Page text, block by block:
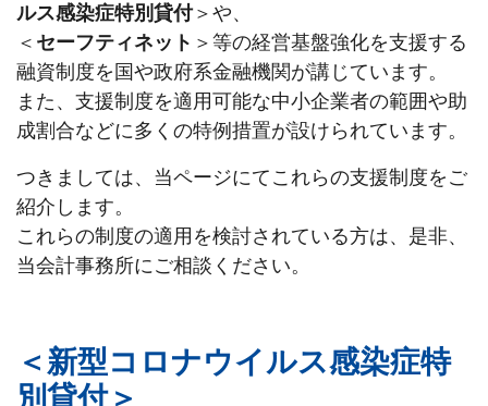
ルス感染症特別貸付＞や、
＜ セーフティネット ＞等の経営基盤強化を支援する
融資制度を国や政府系金融機関が講じています。
また、支援制度を適用可能な中小企業者の範囲や助
成割合などに多くの特例措置が設けられています。
つきましては、当ページにてこれらの支援制度をご
紹介します。
これらの制度の適用を検討されている方は、是非、
当会計事務所にご相談ください。
＜新型コロナウイルス感染症特
別貸付＞